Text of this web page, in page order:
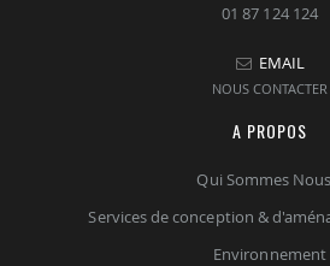
01 87 124 124
EMAIL
NOUS CONTACTER
A PROPOS
Qui Sommes
Services de conception &
Environnement